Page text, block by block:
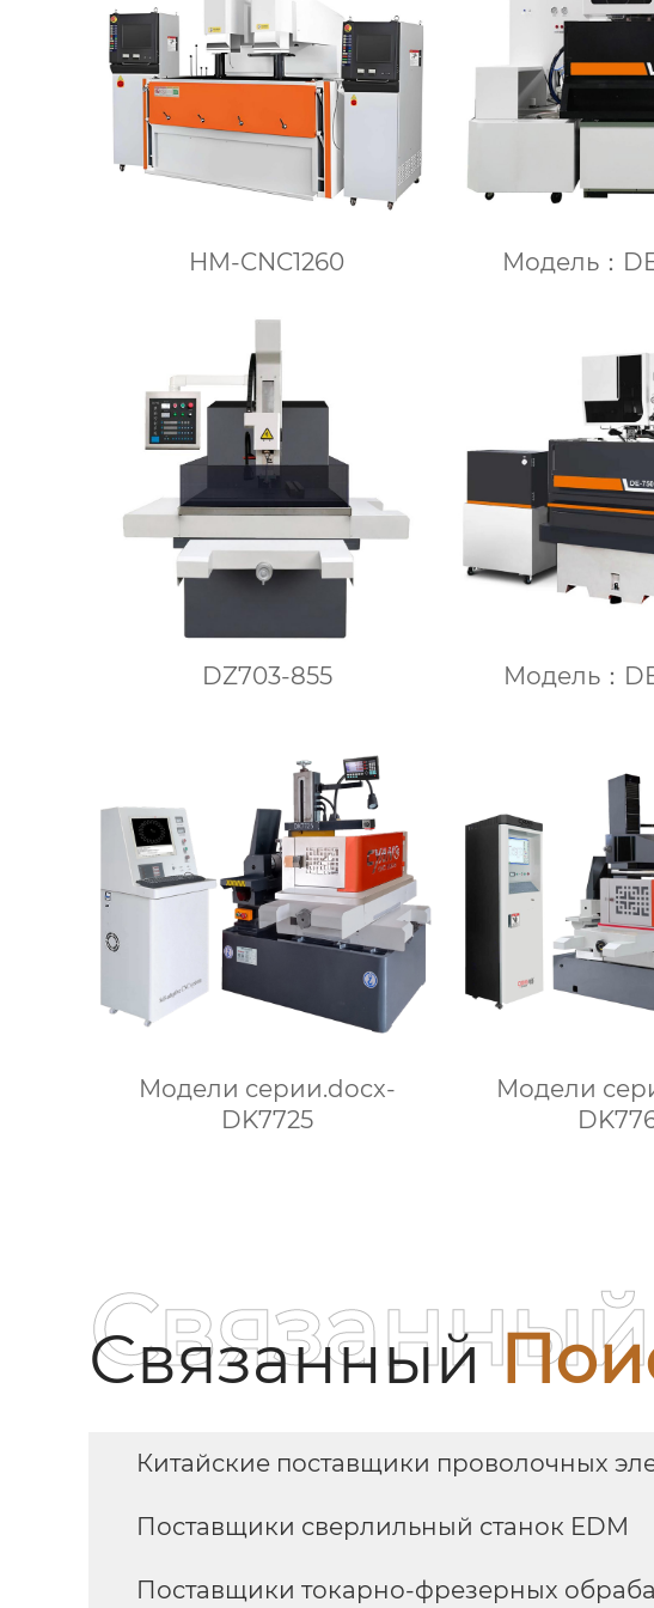
HM-CNC1260 Модель：
DZ703-855 Модель：
Модели серии.docx-
DK7725
Модели
Связанный
Китайские поставщики проволочных
Поставщики сверлильный станок EDM
Поставщики токарно-фрезерных